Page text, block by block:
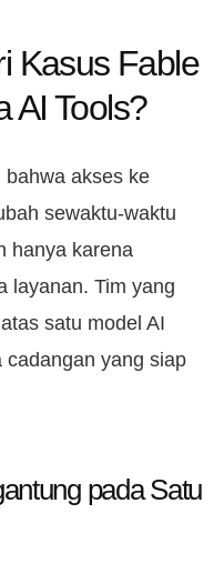
Kasus Fable
AI Tools?
bahwa akses ke
sewaktu-waktu
hanya karena
layanan. Tim yang
satu model AI
yang siap
pada Satu